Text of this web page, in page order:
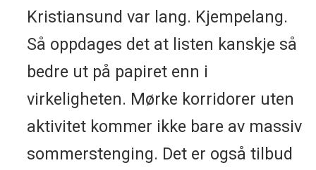
Kristiansund var lang. Kjempelang.
Så oppdages det at listen kanskje så
bedre ut på papiret enn i
virkeligheten. Mørke korridorer uten
aktivitet kommer ikke bare av massiv
sommerstenging. Det er også tilbud